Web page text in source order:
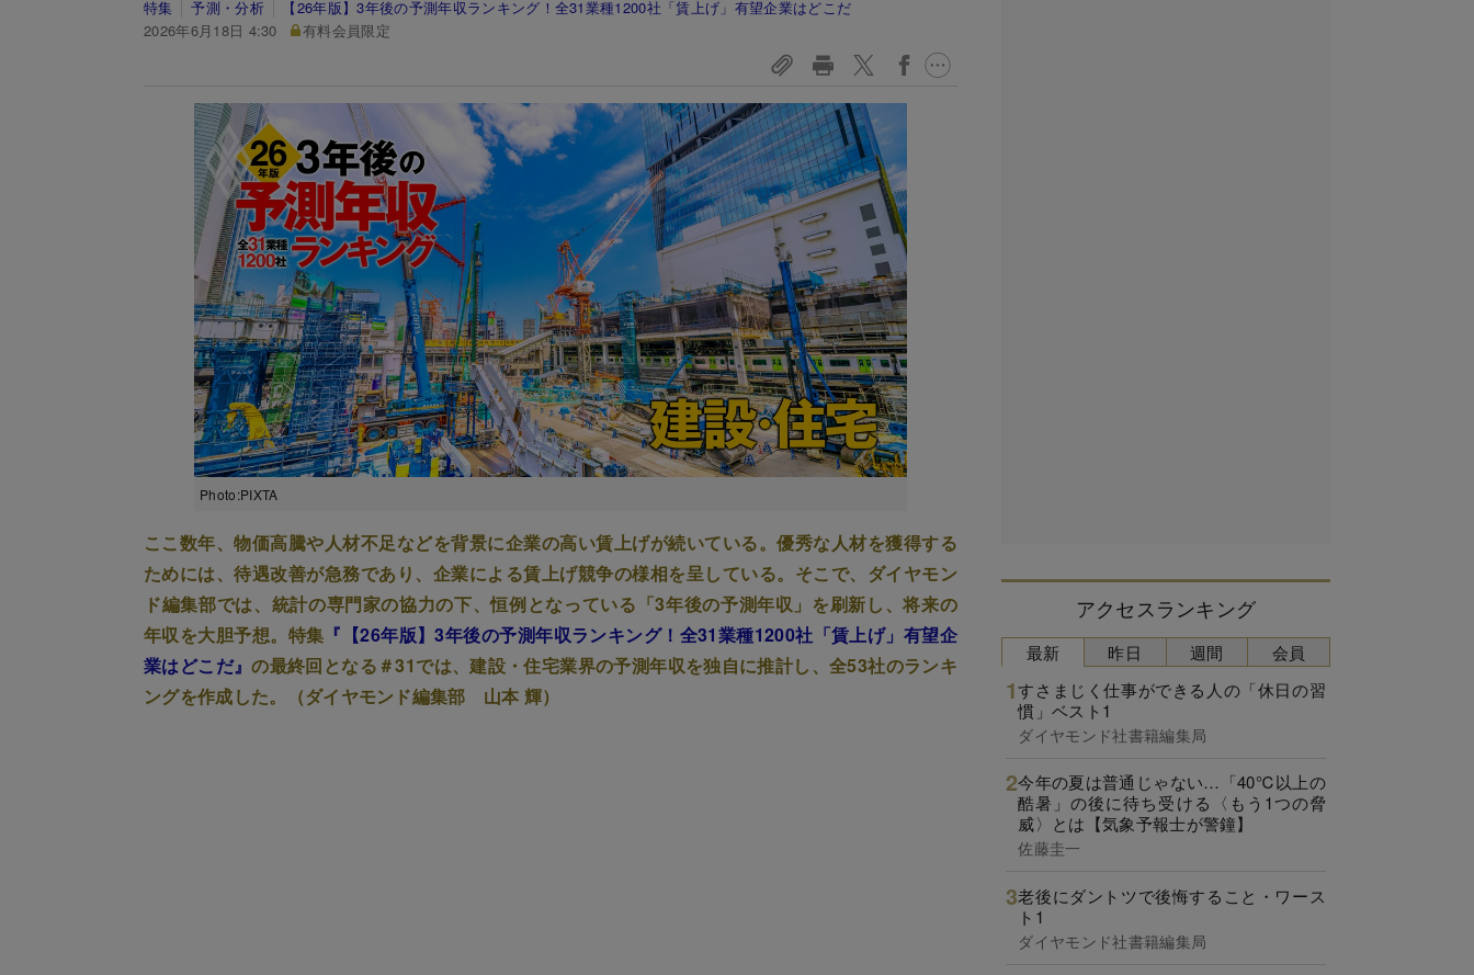
特集 予測・分析
【26年版】3年後の予測年収ランキング！全31業種1200社「賃上げ」有望企業はどこだ
2026年6月18日 4:30
有料会員限定
Photo:PIXTA
ここ数年、物価高騰や人材不足などを背景に企業の高い賃上げが続いている。優秀な人材を獲得する
ためには、待遇改善が急務であり、企業による賃上げ競争の様相を呈している。そこで、ダイヤモン
ド編集部では、統計の専門家の協力の下、恒例となっている「3年後の予測年収」を刷新し、将来の
年収を大胆予想。特集 『【26年版】3年後の予測年収ランキング！全31業種1200社「賃上げ」有望企
業はどこだ』の最終回となる＃31では、建設・住宅業界の予測年収を独自に推計し、全53社のランキ
ングを作成した。（ダイヤモンド編集部 山本 輝）
アクセスランキング
最新
すさまじく仕事ができる人の「休日の習
慣」ベスト1
ダイヤモンド社書籍編集局
今年の夏は普通じゃない…「40℃以上の
酷暑」の後に待ち受ける〈もう1つの脅
威〉とは【気象予報士が警鐘】
佐藤圭一
老後にダントツで後悔すること・ワース
ト1
ダイヤモンド社書籍編集局
昨日 週間 会員